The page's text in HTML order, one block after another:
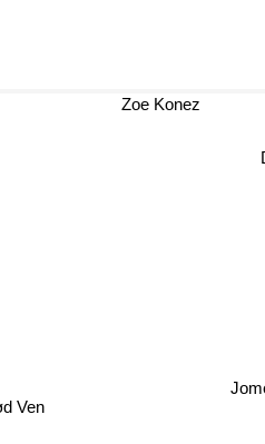
Sød Ven
Zoe Konez